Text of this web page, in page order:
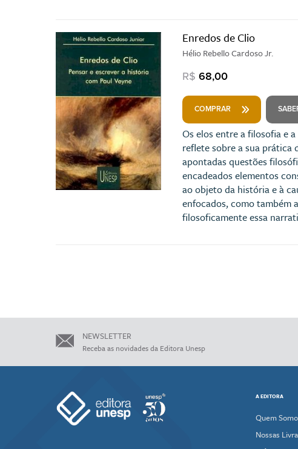
Enredos de Clio
Hélio Rebello Cardoso Jr.
R$ 68,00
COMPRAR
Os elos entre a filosofia e
reflete sobre a sua prática
apontadas questões
encadeados elementos
ao objeto da história e à
enfocados, como também
filosoficamente essa
NEWSLETTER
Receba as novidades da Editora Unesp
A EDITORA
Quem
Nossas